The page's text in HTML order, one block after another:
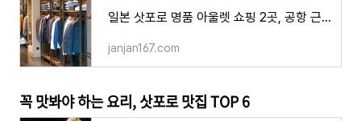
일본 삿포로 명품 아울렛 쇼핑 2곳, 공항 근처 미츠이 파크, 치토세 아울렛몰 레라 가는법 브랜드
janjan167.com
꼭 맛봐야 하는 요리, 삿포로 맛집 TOP 6